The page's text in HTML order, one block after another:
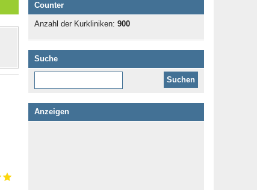
Counter
Anzahl der Kurkliniken: 900
Suche
Anzeigen